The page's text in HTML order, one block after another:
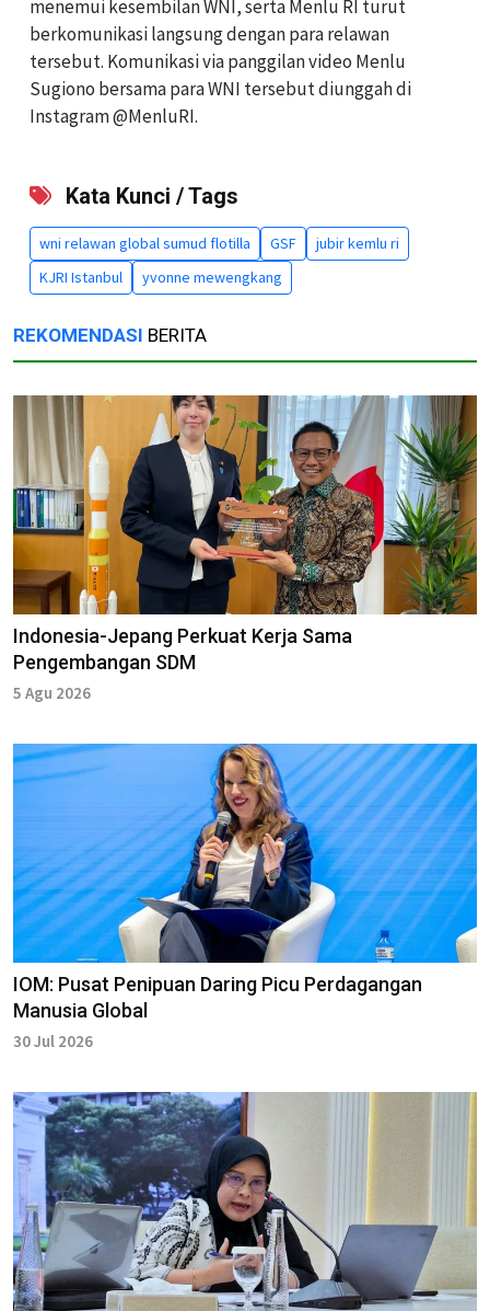
menemui kesembilan WNI, serta Menlu RI turut
berkomunikasi langsung dengan para relawan
tersebut. Komunikasi via panggilan video Menlu
Sugiono bersama para WNI tersebut diunggah di
Instagram @MenluRI.
Kata Kunci / Tags
wni relawan global sumud flotilla GSF
jubir kemlu ri
KJRI Istanbul
yvonne mewengkang
REKOMENDASI BERITA
Indonesia-Jepang Perkuat Kerja Sama
Pengembangan SDM
5 Agu 2026
IOM: Pusat Penipuan Daring Picu Perdagangan
Manusia Global
30 Jul 2026